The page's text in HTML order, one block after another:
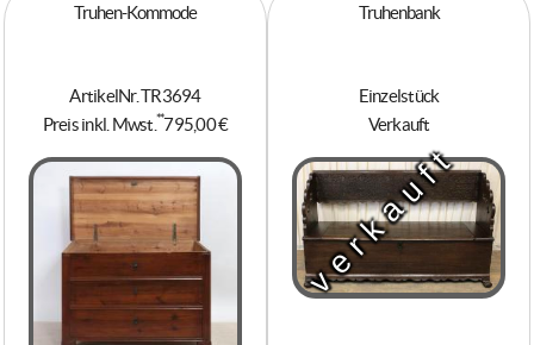
Truhen-Kommode
ArtikelNr. TR3694
Preis inkl. Mwst. **795,00 €
Truhenbank
Einzelstück
Verkauft
verkauft